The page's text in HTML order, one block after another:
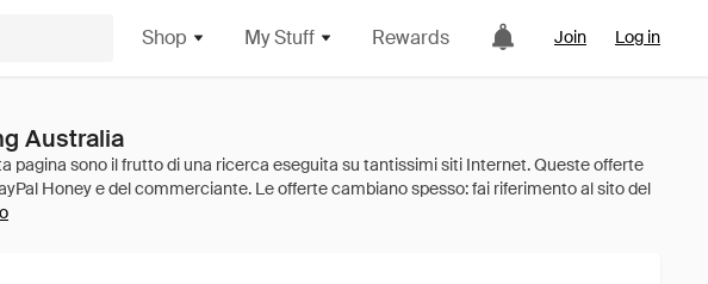
Shop My Stuff Rewards Join Log in
Australia